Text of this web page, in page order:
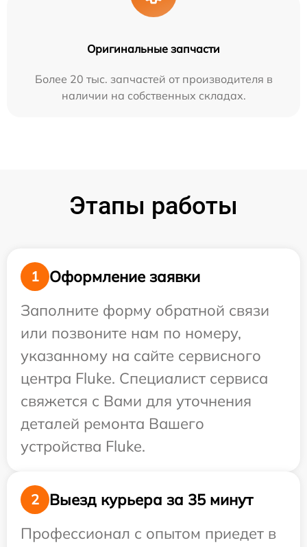
Оригинальные запчасти
Более 20 тыс. запчастей от производителя в
наличии на собственных складах.
Этапы работы
1
Оформление заявки
Заполните форму обратной связи
или позвоните нам по номеру,
указанному на сайте сервисного
центра Fluke. Специалист сервиса
свяжется с Вами для уточнения
деталей ремонта Вашего
устройства Fluke.
2
Выезд курьера за 35 минут
Профессионал с опытом приедет в